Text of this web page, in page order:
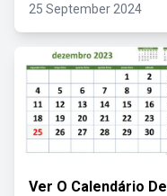
25 September 2024
Ver O Calendário De